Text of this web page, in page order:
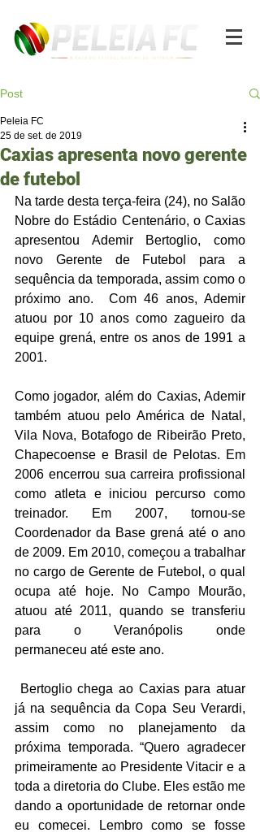
Post
Caxias apresenta novo gerente
de futebol
Peleia FC
25 de set. de 2019
Na tarde desta terça-feira (24), no Salão
Nobre do Estádio Centenário, o Caxias
apresentou Ademir Bertoglio, como
novo Gerente de Futebol para a
sequência da temporada, assim como o
próximo ano.  Com 46 anos, Ademir
atuou por 10 anos como zagueiro da
equipe grená, entre os anos de 1991 a
2001.
Como jogador, além do Caxias, Ademir
também atuou pelo América de Natal,
Vila Nova, Botafogo de Ribeirão Preto,
Chapecoense e Brasil de Pelotas. Em
2006 encerrou sua carreira profissional
como atleta e iniciou percurso como
treinador. Em 2007, tornou-se
Coordenador da Base grená até o ano
de 2009. Em 2010, começou a trabalhar
no cargo de Gerente de Futebol, o qual
ocupa até hoje. No Campo Mourão,
atuou até 2011, quando se transferiu
para o Veranópolis onde
permaneceu até este ano.
já na sequência da Copa Seu Verardi,
assim como no planejamento da
próxima temporada. “Quero agradecer
primeiramente ao Presidente Vitacir e a
toda a diretoria do Clube. Eles estão me
dando a oportunidade de retornar onde
eu comecei. Lembro como se fosse